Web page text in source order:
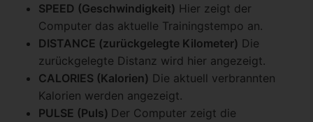
SPEED (Geschwindigkeit) Hier zeigt der
Computer das aktuelle Trainingstempo an.
DISTANCE (zurückgelegte Kilometer) Die
zurückgelegte Distanz wird hier angezeigt.
CALORIES (Kalorien) Die aktuell verbrannten
Kalorien werden angezeigt.
PULSE (Puls) Der Computer zeigt die